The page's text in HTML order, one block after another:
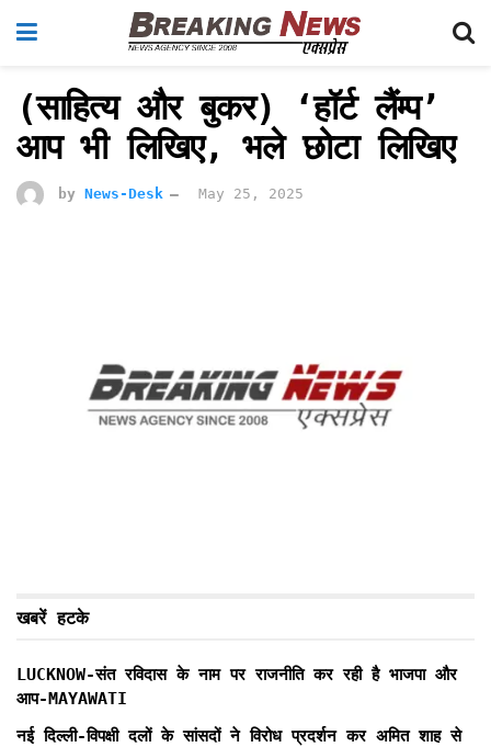
(साहित्य और बुकर) ‘हॉर्ट लैंम्प’
आप भी लिखिए, भले छोटा लिखिए
by News-Desk May 25, 2025
खबरें हटके
LUCKNOW-संत रविदास के नाम पर राजनीति कर रही है भाजपा और
आप-MAYAWATI
नई दिल्ली-विपक्षी दलों के सांसदों ने विरोध प्रदर्शन कर अमित शाह से